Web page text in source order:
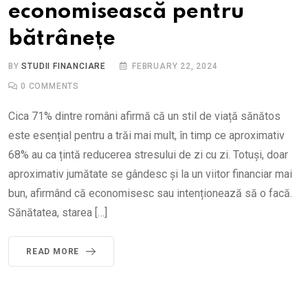
economisească pentru
bătrânețe
BYSTUDII FINANCIARE FEBRUARY 22, 2024
0 COMMENTS
Cica 71% dintre români afirmă că un stil de viață sănătos
este esențial pentru a trăi mai mult, în timp ce aproximativ
68% au ca țintă reducerea stresului de zi cu zi. Totuși, doar
aproximativ jumătate se gândesc și la un viitor financiar mai
bun, afirmând că economisesc sau intenționează să o facă.
Sănătatea, starea […]
READ MORE